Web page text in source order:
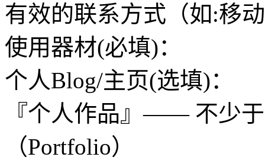
有效的联系方式（如:移
使用器材(必填)：
个人Blog/主页(选填)：
『个人作品』—— 不少
（Portfolio）